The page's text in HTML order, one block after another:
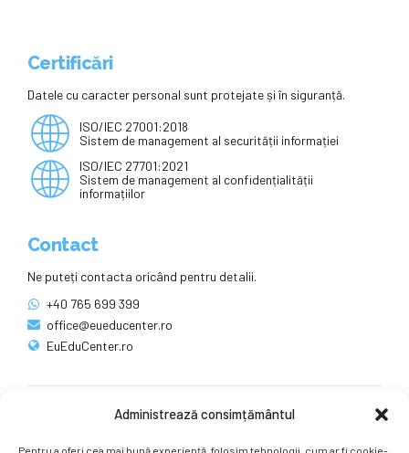
Administrează consimțământul
Pentru a oferi cea mai bună experiență, folosim tehnologii, cum ar fi cookie-
Certificări
Datele cu caracter personal sunt protejate și în siguranță.
ISO/IEC 27001:2018
Sistem de management al securității informației
ISO/IEC 27701:2021
Sistem de management al confidențialității
informațiilor
Contact
Ne puteți contacta oricând pentru detalii.
+40 765 699 399
office@eueducenter.ro
EuEduCenter.ro